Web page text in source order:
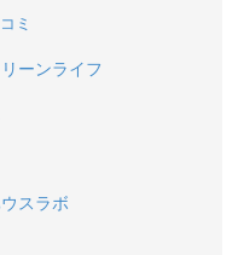
ミ
ーンライフ
スラボ